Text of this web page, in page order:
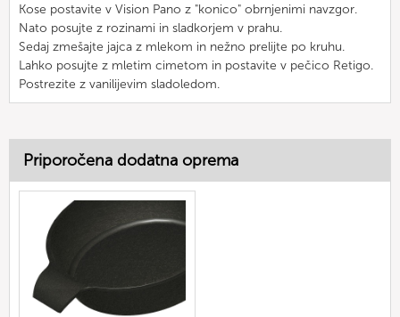
Kose postavite v Vision Pano z "konico" obrnjenimi navzgor.
Nato posujte z rozinami in sladkorjem v prahu.
Sedaj zmešajte jajca z mlekom in nežno prelijte po kruhu.
Lahko posujte z mletim cimetom in postavite v pečico Retigo.
Postrezite z vanilijevim sladoledom.
Priporočena dodatna oprema